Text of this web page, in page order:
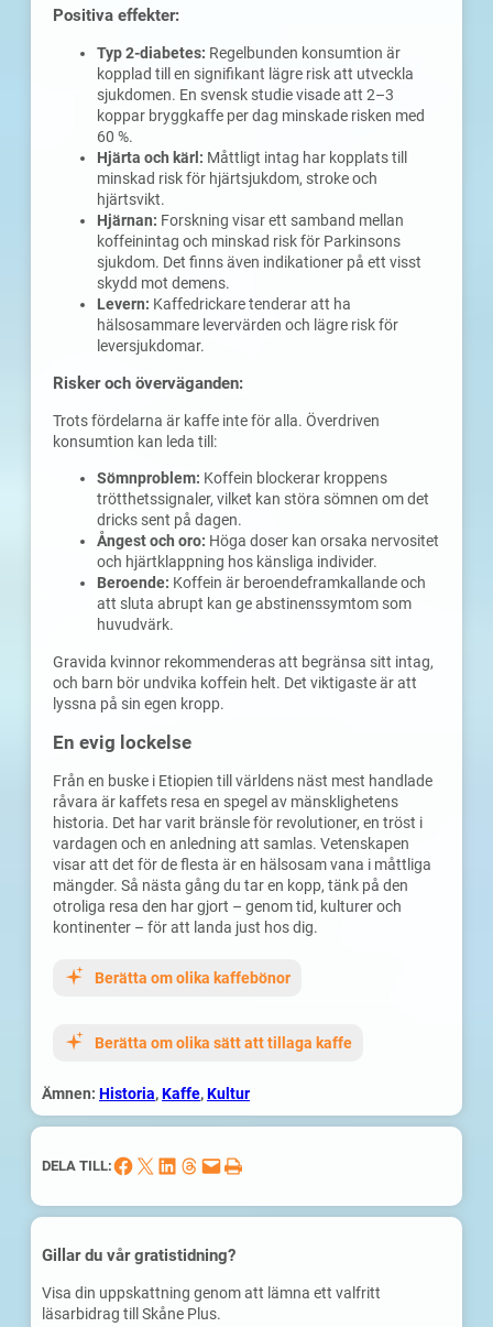
Positiva effekter:
Typ 2-diabetes: Regelbunden konsumtion är
kopplad till en signifikant lägre risk att utveckla
sjukdomen. En svensk studie visade att 2–3
koppar bryggkaffe per dag minskade risken med
60 %.
Hjärta och kärl: Måttligt intag har kopplats till
minskad risk för hjärtsjukdom, stroke och
hjärtsvikt.
Hjärnan: Forskning visar ett samband mellan
koffeinintag och minskad risk för Parkinsons
sjukdom. Det finns även indikationer på ett visst
skydd mot demens.
Levern: Kaffedrickare tenderar att ha
hälsosammare levervärden och lägre risk för
leversjukdomar.
Risker och överväganden:
Trots fördelarna är kaffe inte för alla. Överdriven
konsumtion kan leda till:
Sömnproblem: Koffein blockerar kroppens
trötthetssignaler, vilket kan störa sömnen om det
dricks sent på dagen.
Ångest och oro: Höga doser kan orsaka nervositet
och hjärtklappning hos känsliga individer.
Beroende: Koffein är beroendeframkallande och
att sluta abrupt kan ge abstinenssymtom som
huvudvärk.
Gravida kvinnor rekommenderas att begränsa sitt intag,
och barn bör undvika koffein helt. Det viktigaste är att
lyssna på sin egen kropp.
En evig lockelse
Från en buske i Etiopien till världens näst mest handlade
råvara är kaffets resa en spegel av mänsklighetens
historia. Det har varit bränsle för revolutioner, en tröst i
vardagen och en anledning att samlas. Vetenskapen
visar att det för de flesta är en hälsosam vana i måttliga
mängder. Så nästa gång du tar en kopp, tänk på den
otroliga resa den har gjort – genom tid, kulturer och
kontinenter – för att landa just hos dig.
Berätta om olika kaffebönor
Berätta om olika sätt att tillaga kaffe
Ämnen: Historia, Kaffe, Kultur
DELA TILL:Dela på Facebook Dela på X Dela på LinkedIn Dela på Threads Skicka denna sida med e-post Skriv ut denna sida
Gillar du vår gratistidning?
Visa din uppskattning genom att lämna ett valfritt
läsarbidrag till Skåne Plus.